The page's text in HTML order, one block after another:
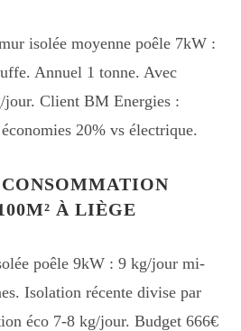
isolée moyenne poêle 7kW :
Annuel 1 tonne. Avec
jour. Client BM Energies :
20% vs électrique.
À LIÈGE
poêle 9kW : 9 kg/jour mi-
Isolation récente divise par
éco 7-8 kg/jour. Budget 666€